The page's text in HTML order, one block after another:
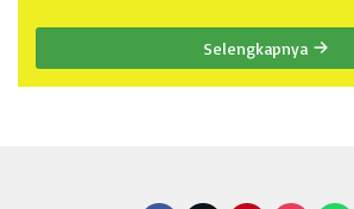
Selengkapnya